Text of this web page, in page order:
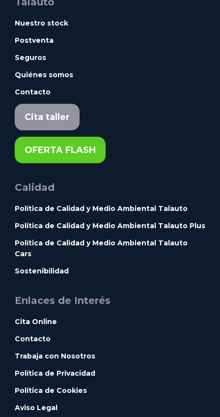
Nuestro stock
Postventa
Seguros
Quiénes somos
Contacto
Cita taller
OFERTA FLASH
Calidad
Política de Calidad y Medio Ambiental Talauto
Política de Calidad y Medio Ambiental Talauto Plus
Política de Calidad y Medio Ambiental Talauto
Cars
Sostenibilidad
Enlaces de Interés
Cita Online
Contacto
Trabaja con Nosotros
Política de Privacidad
Política de Cookies
Aviso Legal